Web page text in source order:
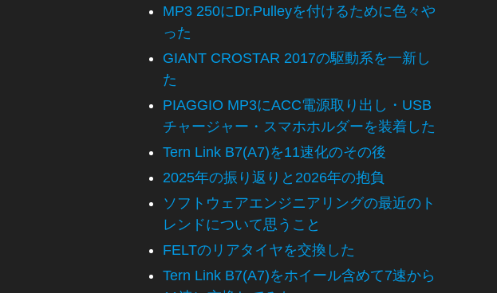
MP3 250にDr.Pulleyを付けるために色々や
った
GIANT CROSTAR 2017の駆動系を一新し
た
PIAGGIO MP3にACC電源取り出し・USB
チャージャー・スマホホルダーを装着した
Tern Link B7(A7)を11速化のその後
2025年の振り返りと2026年の抱負
ソフトウェアエンジニアリングの最近のト
レンドについて思うこと
FELTのリアタイヤを交換した
Tern Link B7(A7)をホイール含めて7速から